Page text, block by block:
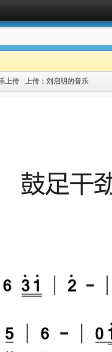
上传 上传： 刘启明的音乐